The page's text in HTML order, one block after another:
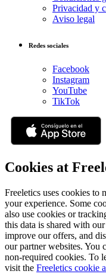
Privacidad y
Aviso legal
Redes sociales
Facebook
Instagram
YouTube
TikTok
Cookies at
Freeletics uses cookies to
your experience. Some
also use cookies or
this data is shared with
improve our offers, and
our partner websites. You
non-required cookies. To
visit the Freeletics cookie